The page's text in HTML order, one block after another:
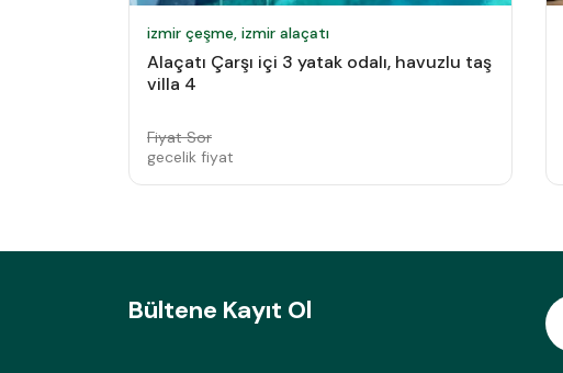
izmir çeşme, izmir alaçatı
Alaçatı Çarşı içi 3 yatak odalı, havuzlu taş
villa 4
Fiyat Sor
gecelik fiyat
Bültene Kayıt Ol